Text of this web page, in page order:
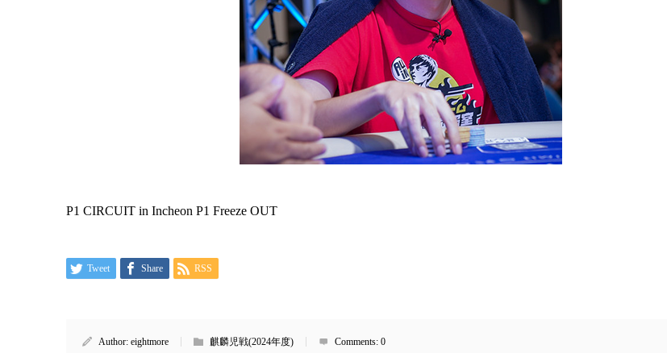
P1 CIRCUIT in Incheon P1 Freeze OUT
Tweet Share RSS
Author: eightmore 麒麟児戦(2024年度) Comments: 0